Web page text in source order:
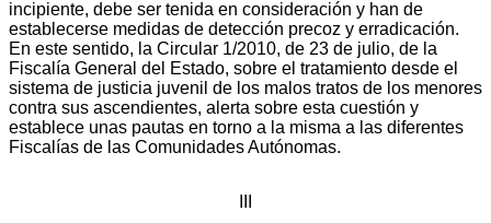
incipiente, debe ser tenida en consideración y han de
establecerse medidas de detección precoz y erradicación.
En este sentido, la Circular 1/2010, de 23 de julio, de la
Fiscalía General del Estado, sobre el tratamiento desde el
sistema de justicia juvenil de los malos tratos de los menores
contra sus ascendientes, alerta sobre esta cuestión y
establece unas pautas en torno a la misma a las diferentes
Fiscalías de las Comunidades Autónomas.